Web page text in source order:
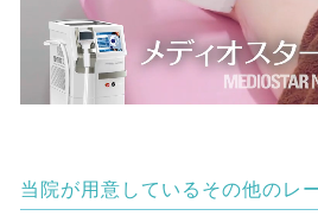
当院が用意しているその他のレ